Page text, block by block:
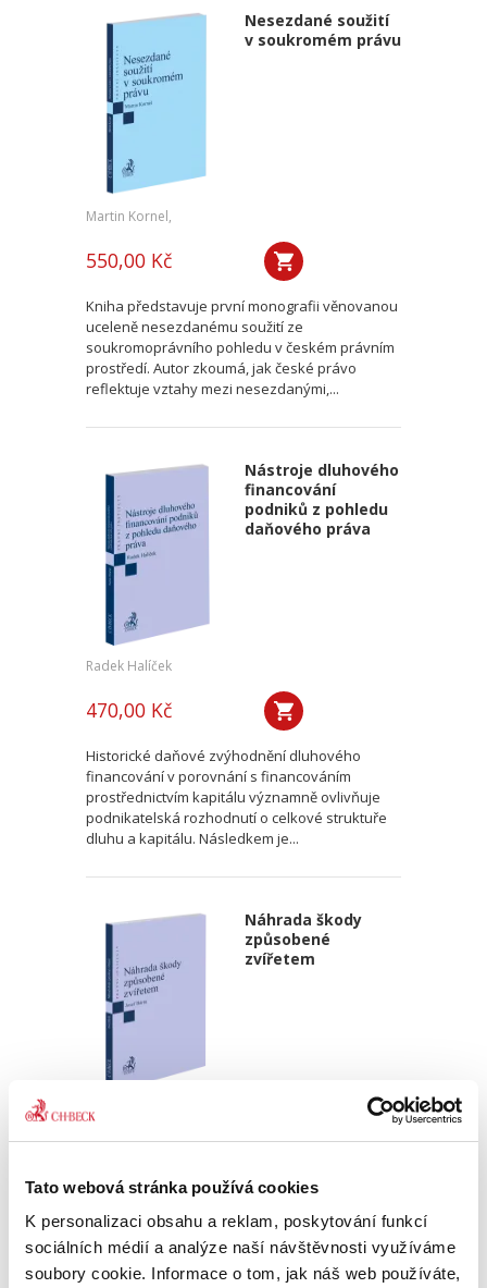
Tato webová stránka používá cookies
K personalizaci obsahu a reklam, poskytování funkcí
sociálních médií a analýze naší návštěvnosti využíváme
soubory cookie. Informace o tom, jak náš web používáte,
Nesezdané soužití
v soukromém právu
Martin Kornel,
550,00 Kč
Kniha představuje první monografii věnovanou
uceleně nesezdanému soužití ze
soukromoprávního pohledu v českém právním
prostředí. Autor zkoumá, jak české právo
reflektuje vztahy mezi nesezdanými,...
Nástroje dluhového
financování
podniků z pohledu
daňového práva
Radek Halíček
470,00 Kč
Historické daňové zvýhodnění dluhového
financování v porovnání s financováním
prostřednictvím kapitálu významně ovlivňuje
podnikatelská rozhodnutí o celkové struktuře
dluhu a kapitálu. Následkem je...
Náhrada škody
způsobené
zvířetem
Josef Bártů
povinnosti nahradit újmu způsobenou zvířetem
podle § 2933 až 2935 ObčZ. Nejde ale pouze o
ryzí teorii, v knize čtenář nalezne srozumitelná